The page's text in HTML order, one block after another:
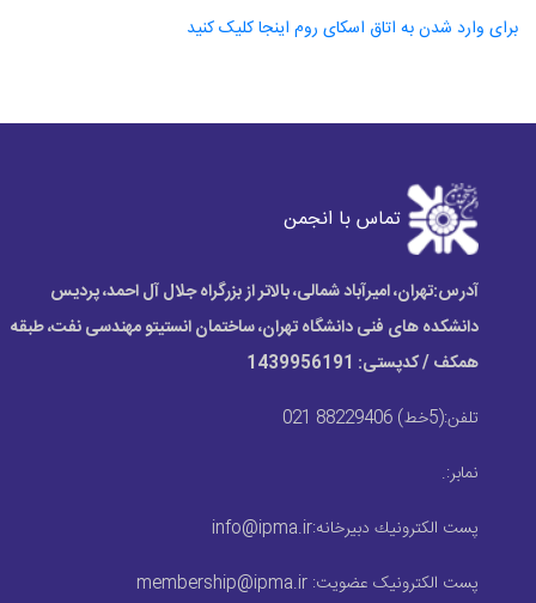
برای وارد شدن به اتاق اسکای روم اینجا کلیک کنید
تماس با انجمن
آدرس:تهران، امیرآباد شمالی، بالاتر از بزرگراه جلال آل احمد، پردیس
دانشکده های فنی دانشگاه تهران، ساختمان انستیتو مهندسی نفت، طبقه
همکف / کدپستی: 1439956191
تلفن:(5خط) 88229406 021
نمابر:.
پست الكترونيك دبیرخانه:info@ipma.ir
پست الکترونیک عضویت:membership@ipma.ir